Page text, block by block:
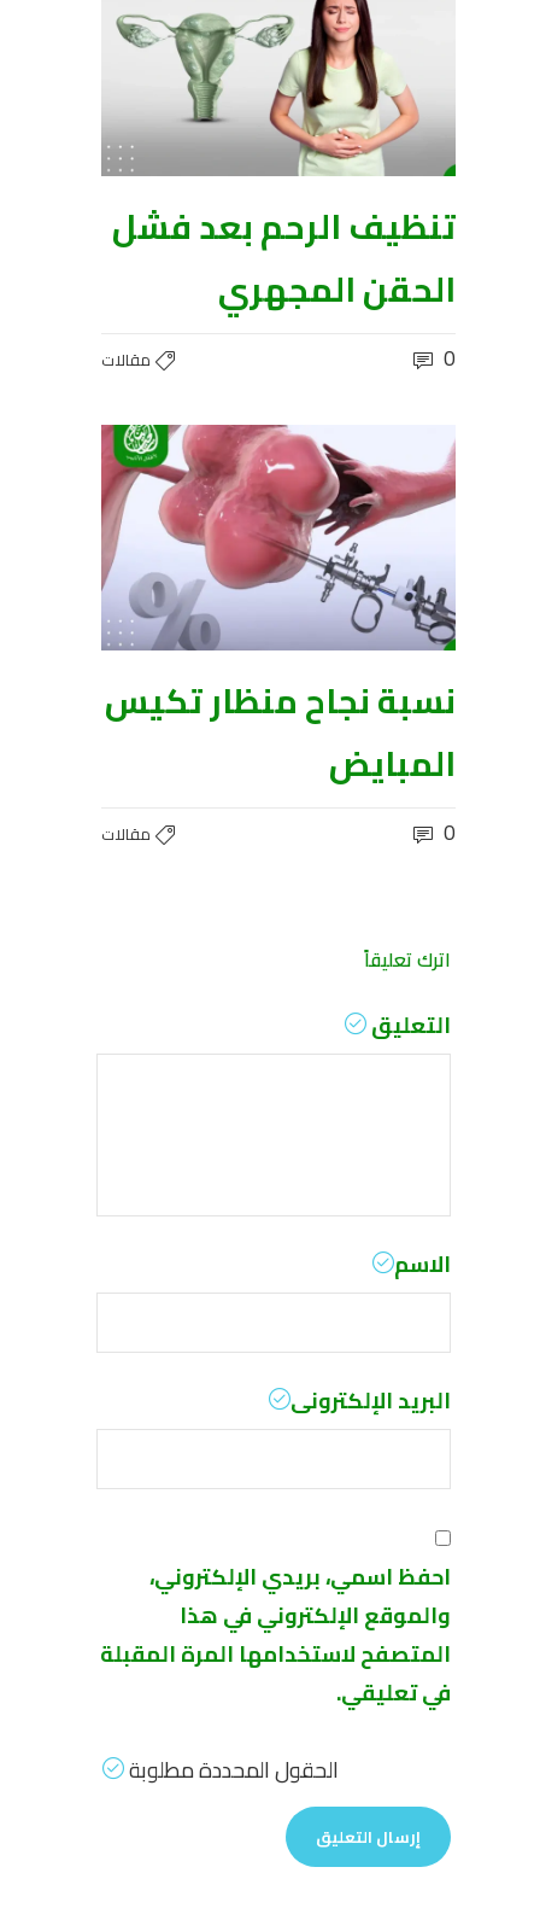
تنظيف الرحم بعد فشل
الحقن المجهري
مقالات 0
نسبة نجاح منظار تكيس
المبايض
مقالات 0
اترك تعليقاً
التعليق
الاسم
البريد الإلكترونى
احفظ اسمي، بريدي الإلكتروني،
والموقع الإلكتروني في هذا
المتصفح لاستخدامها المرة المقبلة
في تعليقي.
الحقول المحددة مطلوبة